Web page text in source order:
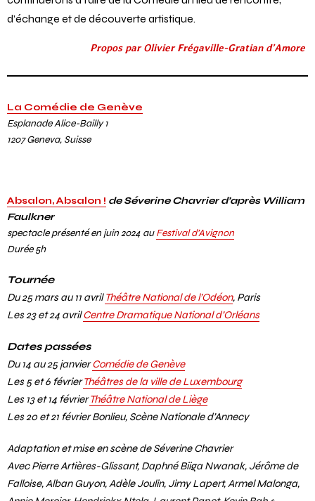
continuerons à faire de la Comédie un lieu de rencontre,
d’échange et de découverte artistique.
Propos par Olivier Frégaville-Gratian d’Amore
La Comédie de Genève
Absalon, Absalon ! de Séverine Chavrier d’après William
Faulkner
Durée 5h
Du 25 mars au 11 avrilThéâtre National de l’Odéon, Paris
Les 23 et 24 avrilCentre Dramatique National d’Orléans
Dates passées
Du 14 au 25 janvierComédie de Genève
Les 5 et 6 février Théâtres de la ville de Luxembourg
Les 20 et 21 février Bonlieu, Scène Nationale d’Annecy
Adaptation et mise en scène de Séverine Chavrier
Avec Pierre Artières-Glissant, Daphné Biiga Nwanak, Jérôme de